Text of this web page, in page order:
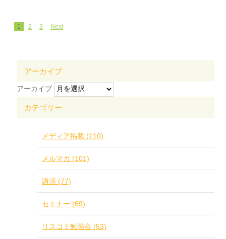
1 2 3 Next
アーカイブ
アーカイブ
カテゴリー
メディア掲載 (110)
メルマガ (101)
講演 (77)
セミナー (69)
リスコミ勉強会 (53)